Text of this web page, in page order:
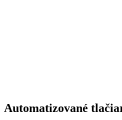
Automatizované